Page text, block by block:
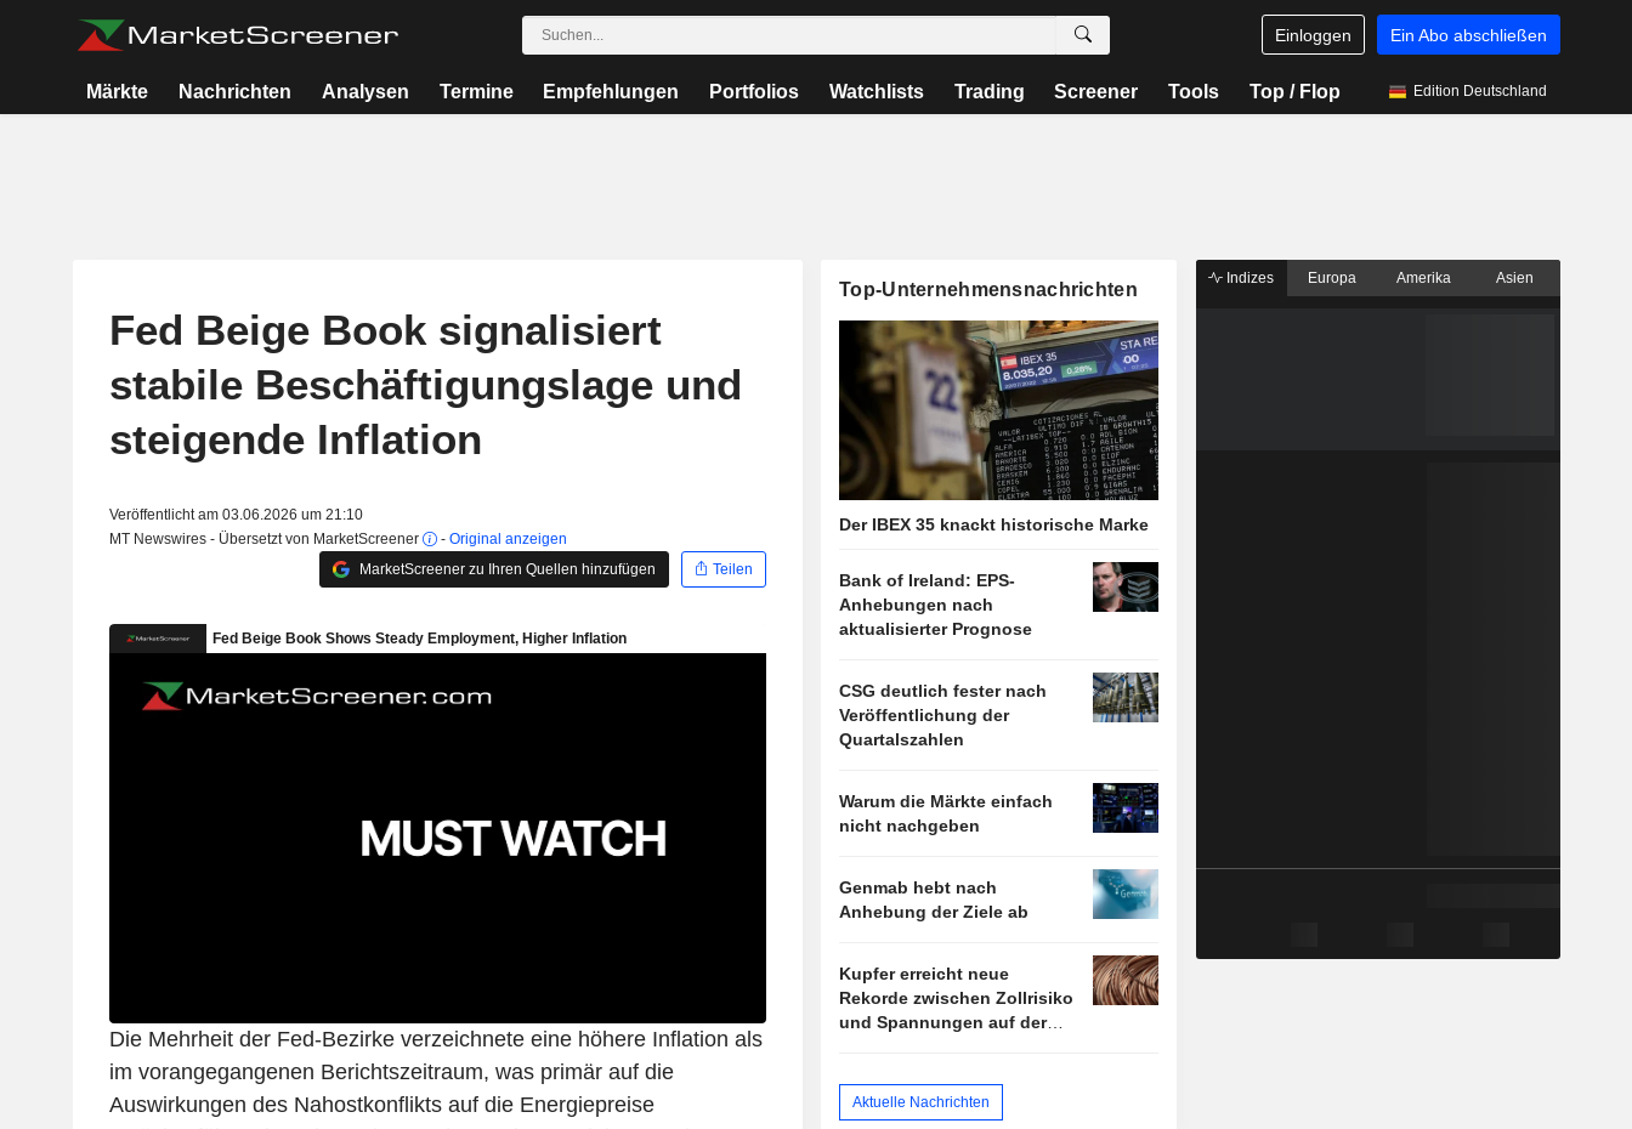
Einloggen Ein Abo abschließen
Märkte Nachrichten Analysen Termine Empfehlungen Portfolios Watchlists Trading Screener Tools Top / Flop Edition Deutschland
Fed Beige Book signalisiert
stabile Beschäftigungslage und
steigende Inflation
Veröffentlicht am 03.06.2026 um 21:10
MT Newswires - Übersetzt von MarketScreener
- Original anzeigen
MarketScreener zu Ihren Quellen hinzufügen
Teilen
Die Mehrheit der Fed-Bezirke verzeichnete eine höhere Inflation als
im vorangegangenen Berichtszeitraum, was primär auf die
Auswirkungen des Nahostkonflikts auf die Energiepreise
Top-Unternehmensnachrichten
Der IBEX 35 knackt historische Marke
Bank of Ireland: EPS-
Anhebungen nach
aktualisierter Prognose
CSG deutlich fester nach
Veröffentlichung der
Quartalszahlen
Warum die Märkte einfach
nicht nachgeben
Genmab hebt nach
Anhebung der Ziele ab
Kupfer erreicht neue
Rekorde zwischen Zollrisiko
und Spannungen auf der
Aktuelle Nachrichten
Indizes Europa Amerika Asien